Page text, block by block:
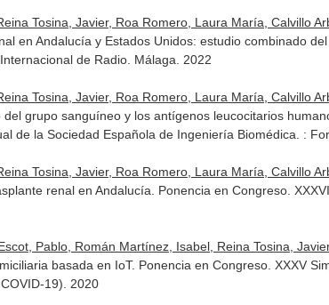
Tosina, Javier, Roa Romero, Laura María, Calvillo
en Andalucía y Estados Unidos: estudio combinado
de Radio. Málaga. 2022
Tosina, Javier, Roa Romero, Laura María, Calvillo
grupo sanguíneo y los antígenos leucocitarios
de la Sociedad Española de Ingeniería Biomédica. :
Tosina, Javier, Roa Romero, Laura María, Calvillo
renal en Andalucía. Ponencia en Congreso.
Pablo, Román Martínez, Isabel, Reina Tosina,
basada en IoT. Ponencia en Congreso. XXXV
19). 2020